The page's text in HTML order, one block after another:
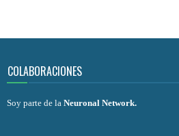
COLABORACIONES
Soy parte de la Neuronal Network.